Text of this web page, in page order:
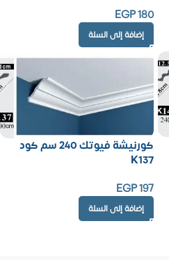
EGP180
إضافة إلى السلة
كورنيشة فيوتك 240 سم كود
K137
EGP197
إضافة إلى السلة